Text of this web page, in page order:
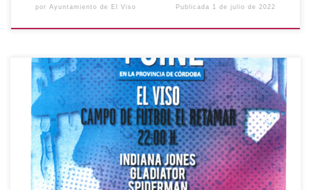
por Ayuntamiento de El Viso Publicada 1 de julio de 2022
El próximo día 2 de julio, a partir de las 22:00 horas,
podremos disfrutar en el campo de Fútbol El Retamar, del
programa “Noches de Música y Cine” con la Orquesta de
Córdoba, impulsado por la Delegación de Cultura de la
Diputación de Córdoba. La programación será muy
variada, se […]